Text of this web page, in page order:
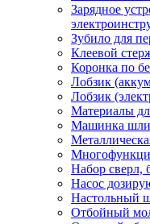
Зарядное
Зубило для
Клеевой
Коронка по
Лобзик
Лобзик
Материалы
Машинка
Набор сверл,
Насос
Настольный
Отбойный